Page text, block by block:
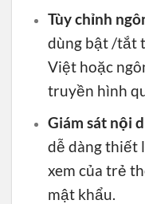
Tùy chỉnh
dùng bật /tắt
Việt hoặc
truyền hình
Giám sát nội
dễ dàng thiết
xem của trẻ
mật khẩu.